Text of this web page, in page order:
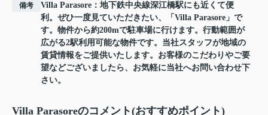
備考
Villa Parasore：地下鉄中央線深江橋駅にも近くて便
利。ぜひ一度見ていただきたい、「Villa Parasore」で
す。物件から約200mで駐車場に行けます。行動範囲が
広がる2駅利用可能な物件です。当社スタッフが地域の
賃貸情報をご提供いたします。お客様のこだわりやご要
望などございましたら、お気軽に当社へお問い合わせ下
さい。
Villa Parasoreのコメント(おすすめポイント)